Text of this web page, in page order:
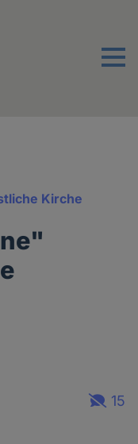
Menu
Kirche
15